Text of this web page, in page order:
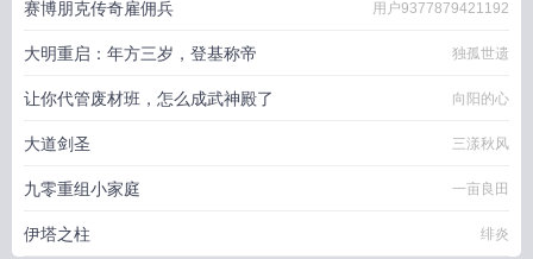
赛博朋克传奇雇佣兵 用户9377879421192
大明重启：年方三岁，登基称帝 独孤世遗
让你代管废材班，怎么成武神殿了 向阳的心
大道剑圣 三漾秋风
九零重组小家庭 一亩良田
伊塔之柱 绯炎